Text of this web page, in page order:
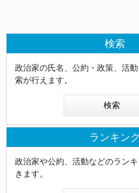
検索
政治家の氏名、公約・政策、活
索が行えます。
検索
ランキン
政治家や公約、活動などのラン
きます。